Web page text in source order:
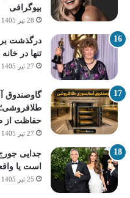
بیوگرافی
28 تیر 1405
درگذشت
تنها در خانه در 81
27 تیر 1405
گاوصندوق
حفاظت از
27 تیر 1405
جدایی
است یا
25 تیر 1405